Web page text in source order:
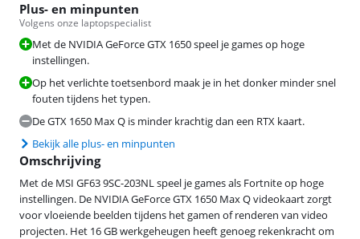
Plus- en minpunten
Volgens onze laptopspecialist
Met de NVIDIA GeForce GTX 1650 speel je games op hoge
instellingen.
Op het verlichte toetsenbord maak je in het donker minder snel
fouten tijdens het typen.
De GTX 1650 Max Q is minder krachtig dan een RTX kaart.
Bekijk alle plus- en minpunten
Omschrijving
Met de MSI GF63 9SC-203NL speel je games als Fortnite op hoge
instellingen. De NVIDIA GeForce GTX 1650 Max Q videokaart zorgt
voor vloeiende beelden tijdens het gamen of renderen van video
projecten. Het 16 GB werkgeheugen heeft genoeg rekenkracht om